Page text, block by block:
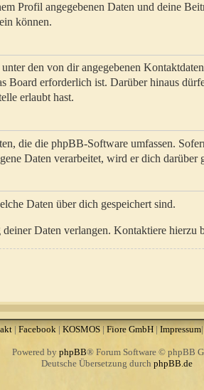
Profil angegebenen Daten und deine
können.
den von dir angegebenen
Board erforderlich ist. Darüber hinaus
erlaubt hast.
die die phpBB-Software umfassen.
Daten verarbeitet, wird er dich darüber
Daten über dich gespeichert sind.
Daten verlangen. Kontaktiere hierzu
| Facebook|KOSMOS| Fiore GmbH| Impressum|
Powered by phpBB® Forum Software © phpBB
Deutsche Übersetzung durch phpBB.de